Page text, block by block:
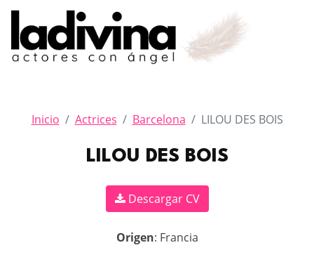
Inicio Actrices Barcelona LILOU DES BOIS
LILOU DES BOIS
Descargar CV
Origen: Francia